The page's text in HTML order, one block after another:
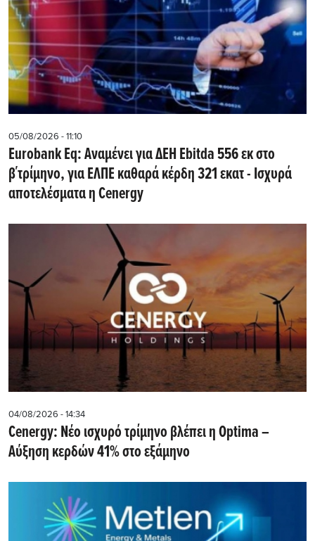
05/08/2026 - 11:10
Eurobank Eq: Αναμένει για ΔΕΗ Εbitda 556 εκ στο
β΄τρίμηνο, για ΕΛΠΕ καθαρά κέρδη 321 εκατ - Ισχυρά
αποτελέσματα η Cenergy
04/08/2026 - 14:34
Cenergy: Νέο ισχυρό τρίμηνο βλέπει η Optima –
Αύξηση κερδών 41% στο εξάμηνο